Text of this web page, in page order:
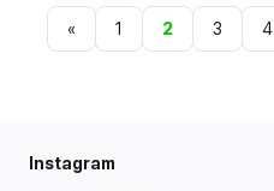
« 1 2 3 4
Instagram